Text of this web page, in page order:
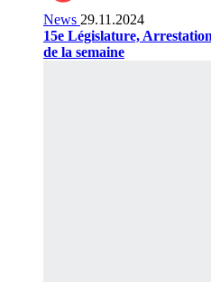
News 29.11.2024
15e Législature,
de la semaine